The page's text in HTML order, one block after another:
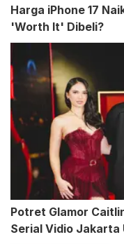
Harga iPhone 17
'Worth It' Dibeli?
Potret Glamor
Serial Vidio Jakarta